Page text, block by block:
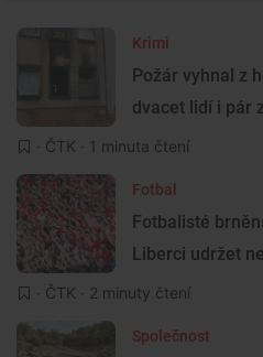
Krimi
Požár vyhnal z
dvacet lidí i pár
· ČTK · 1 minuta čtení
Fotbal
Fotbalisté
Liberci udržet
· ČTK · 2 minuty čtení
Společnost